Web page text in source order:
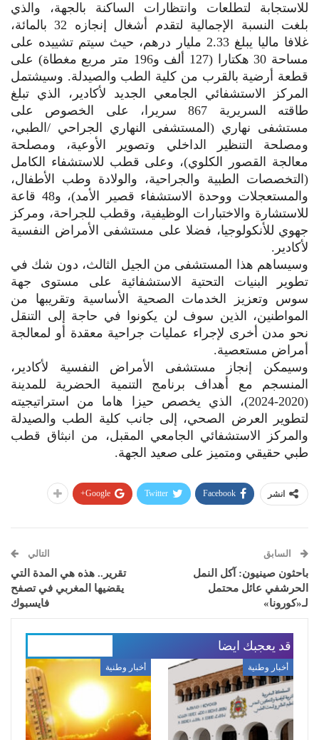
للاستجابة لتطلعات وانتظارات الساكنة بالجهة، والذي
بلغت النسبة الإجمالية لتقدم أشغال إنجازه 32 بالمائة،
غلافا ماليا يبلغ 2.33 مليار درهم، حيث سيتم تشييده على
مساحة 30 هكتارا (127 ألف و196 متر مربع مغطاة) على
قطعة أرضية بالقرب من كلية الطب والصيدلة. وسيشتمل
المركز الاستشفائي الجامعي الجديد لأكادير، الذي تبلغ
طاقته السريرية 867 سريرا، على الخصوص على
مستشفى نهاري (المستشفى النهاري الجراحي /الطبي،
ومصلحة التنظير الداخلي وتصوير الأوعية، ومصلحة
معالجة القصور الكلوي)، وعلى قطب للاستشفاء الكامل
(التخصصات الطبية والجراحية، والولادة وطب الأطفال،
والمستعجلات ووحدة الاستشفاء قصير الأمد)، و48 قاعة
للاستشارة والاختبارات الوظيفية، وقطب للجراحة، ومركز
جهوي للأنكولوجيا، فضلا على مستشفى الأمراض النفسية
لأكادير.
وسيساهم هذا المستشفى من الجيل الثالث، دون شك في
تطوير البنيات التحتية الاستشفائية على مستوى جهة
سوس وتعزيز الخدمات الصحية الأساسية وتقريبها من
المواطنين، الذين سوف لن يكونوا في حاجة إلى التنقل
نحو مدن أخرى لإجراء عمليات جراحية معقدة أو لمعالجة
أمراض مستعصية.
وسيمكن إنجاز مستشفى الأمراض النفسية لأكادير،
المنسجم مع أهداف برنامج التنمية الحضرية للمدينة
(2020-2024)، الذي يخصص حيزا هاما من استراتيجيته
لتطوير العرض الصحي، إلى جانب كلية الطب والصيدلة
والمركز الاستشفائي الجامعي المقبل، من انبثاق قطب
طبي حقيقي ومتميز على صعيد الجهة.
انشر Facebook
Twitter
Google+
السابق
باحثون صينيون: آكل النمل
الحرشفي عائل محتمل
لـ«كورونا»
التالي
تقرير.. هذه هي المدة التي
يقضيها المغربي في تصفح
فايسبوك
قد يعجبك ايضا
أخبار وطنية أخبار وطنية